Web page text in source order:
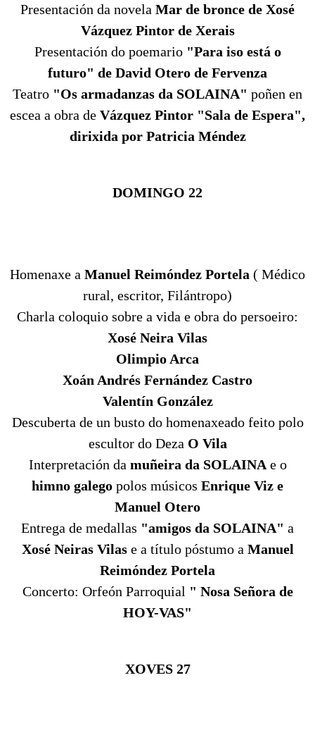
Presentación da novela Mar de bronce de Xosé
Vázquez Pintor de Xerais
Presentación do poemario "Para iso está o
futuro" de David Otero de Fervenza
Teatro "Os armadanzas da SOLAINA" poñen en
escea a obra de Vázquez Pintor "Sala de Espera",
dirixida por Patricia Méndez
DOMINGO 22
Homenaxe a Manuel Reimóndez Portela ( Médico
rural, escritor, Filántropo)
Charla coloquio sobre a vida e obra do persoeiro:
Xosé Neira Vilas
Olimpio Arca
Xoán Andrés Fernández Castro
Valentín González
Descuberta de un busto do homenaxeado feito polo
escultor do Deza O Vila
Interpretación da muñeira da SOLAINAe o
himno galego polos músicos Enrique Viz e
Manuel Otero
Entrega de medallas "amigos da SOLAINA" a
Xosé Neiras Vilase a título póstumo a Manuel
Reimóndez Portela
Concerto: Orfeón Parroquial " Nosa Señora de
HOY-VAS"
XOVES 27